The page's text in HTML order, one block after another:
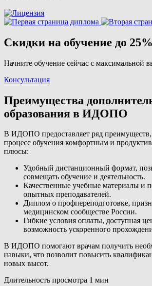
Скидки на обучение до 25%
Начните обучение сейчас с максимальной
Консультация
Преимущества
образования в ИДОПО
В ИДОПО предоставляет ряд преимуществ,
процесс обучения комфортным и
плюсы:
Удобный дистанционный формат,
совмещать обучение и деятельность.
Качественные учебные материалы и
опытных преподавателей.
Диплом о профпереподготовке,
медицинском сообществе России.
Гибкие условия оплаты, доступная
возможность ускоренного
В ИДОПО помогают врачам получить
навыки, что позволит повысить
новых высот.
Длительность просмотра 1 мин